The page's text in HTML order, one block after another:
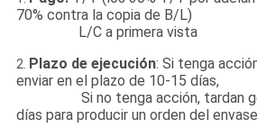
70% contra la copia de B/L)
L/C a primera vista
2. Plazo de ejecución: Si tenga
enviar en el plazo de 10-15 días,
Si no tenga acción, tardan
días para producir un orden del